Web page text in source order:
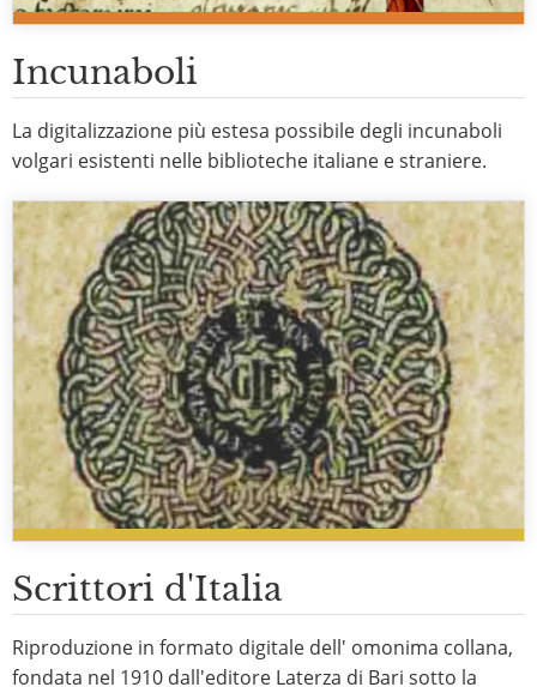
Incunaboli
La digitalizzazione più estesa possibile degli incunaboli
volgari esistenti nelle biblioteche italiane e straniere.
Scrittori d'Italia
Riproduzione in formato digitale dell' omonima collana,
fondata nel 1910 dall'editore Laterza di Bari sotto la